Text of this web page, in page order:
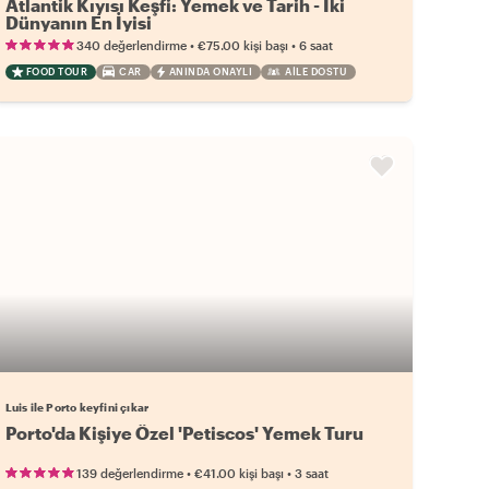
Atlantik Kıyısı Keşfi: Yemek ve Tarih - İki
Dünyanın En İyisi
340 değerlendirme• €75.00 kişi başı• 6 saat
FOOD TOUR CAR ANINDA ONAYLI AILE DOSTU
Luis ile Porto keyfini çıkar
Porto'da Kişiye Özel 'Petiscos' Yemek Turu
139 değerlendirme• €41.00 kişi başı• 3 saat